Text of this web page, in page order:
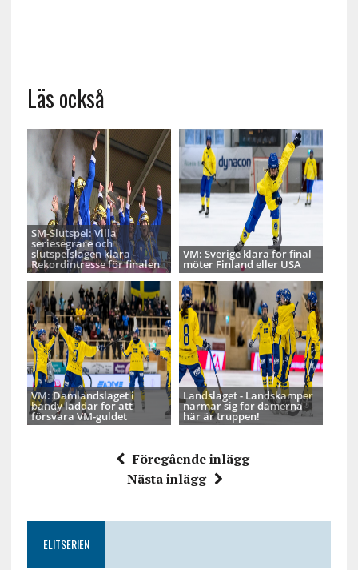
Läs också
SM-Slutspel: Villa
seriesegrare och
slutspelslagen klara -
Rekordintresse för finalen
VM: Sverige klara för final
möter Finland eller USA
VM: Damlandslaget i
bandy laddar för att
försvara VM-guldet
Landslaget - Landskamper
närmar sig för damerna -
här är truppen!
Föregående inlägg
Nästa inlägg
ELITSERIEN